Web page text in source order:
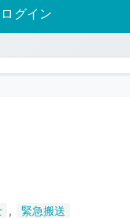
ログイン
, 緊急搬送